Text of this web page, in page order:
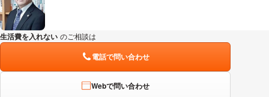
生活費を入れない のご相談は
電話で問い合わせ
Webで問い合わせ